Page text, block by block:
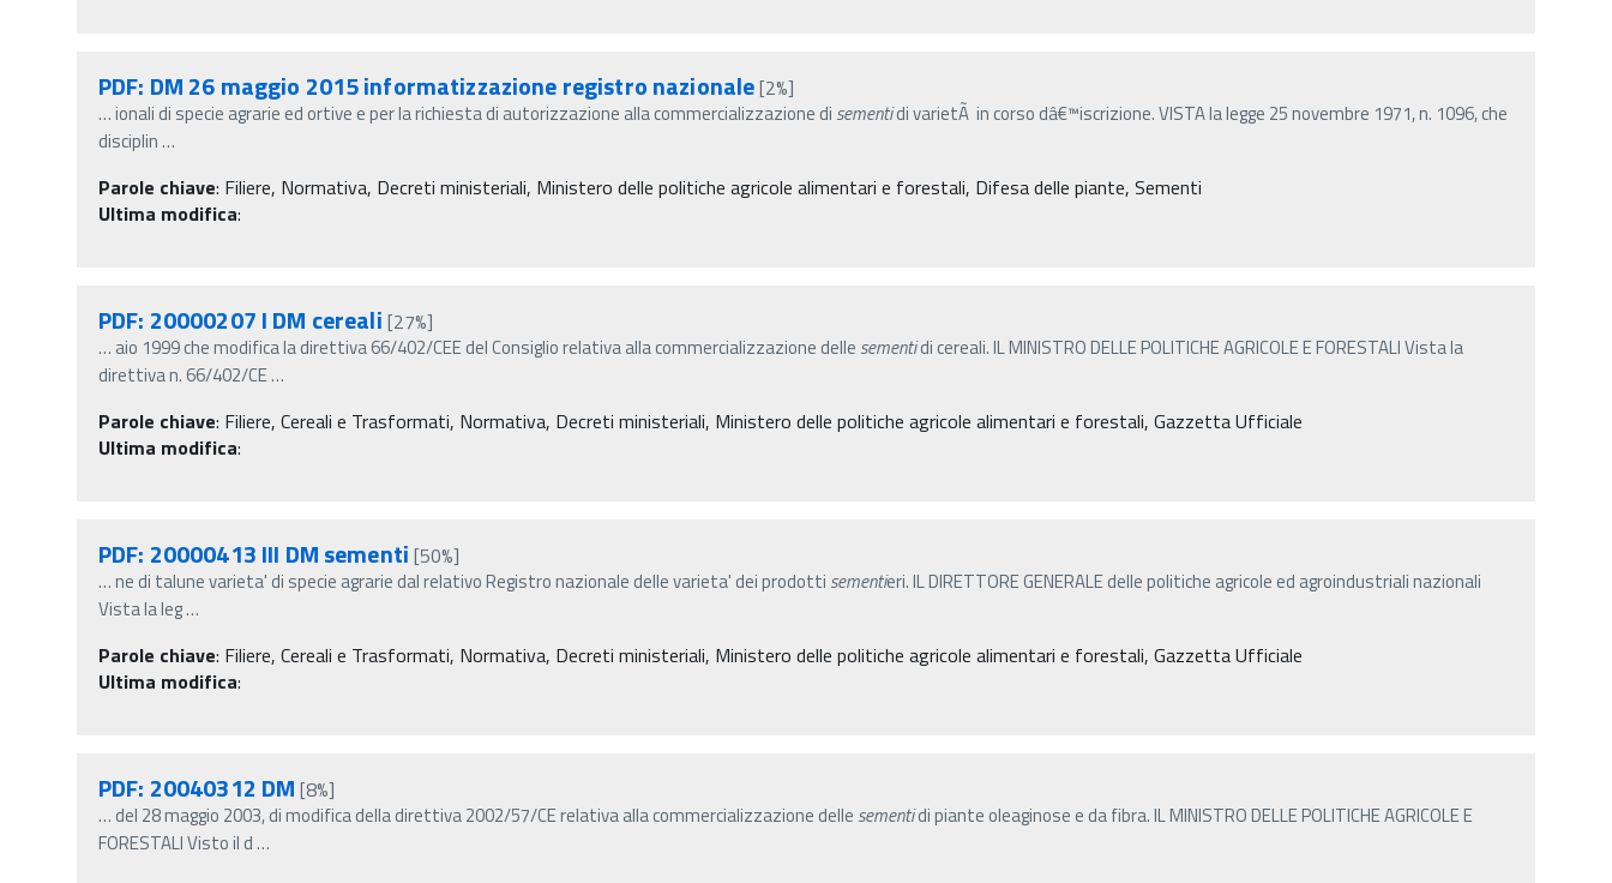
PDF: DM 26 maggio 2015 informatizzazione registro nazionale[2%]
…ionali di specie agrarie ed ortive e per la richiesta di autorizzazione alla commercializzazione di sementidi varietÃ in corso dâ€™iscrizione. VISTA la legge 25 novembre 1971, n. 1096, che
disciplin…
Parole chiave: Filiere, Normativa, Decreti ministeriali, Ministero delle politiche agricole alimentari e forestali, Difesa delle piante, Sementi
Ultima modifica:
PDF: 20000207 I DM cereali [27%]
… aio 1999 che modifica la direttiva 66/402/CEE del Consiglio relativa alla commercializzazione delle sementidi cereali. IL MINISTRO DELLE POLITICHE AGRICOLE E FORESTALI Vista la
direttiva n. 66/402/CE…
Parole chiave: Filiere, Cereali e Trasformati, Normativa, Decreti ministeriali, Ministero delle politiche agricole alimentari e forestali, Gazzetta Ufficiale
Ultima modifica:
PDF: 20000413 III DM sementi [50%]
…ne di talune varieta' di specie agrarie dal relativo Registro nazionale delle varieta' dei prodotti sementieri. IL DIRETTORE GENERALE delle politiche agricole ed agroindustriali nazionali
Vista la leg…
Parole chiave: Filiere, Cereali e Trasformati, Normativa, Decreti ministeriali, Ministero delle politiche agricole alimentari e forestali, Gazzetta Ufficiale
Ultima modifica:
PDF: 20040312 DM [8%]
…del 28 maggio 2003, di modifica della direttiva 2002/57/CE relativa alla commercializzazione delle sementidi piante oleaginose e da fibra. IL MINISTRO DELLE POLITICHE AGRICOLE E
FORESTALI Visto il d…